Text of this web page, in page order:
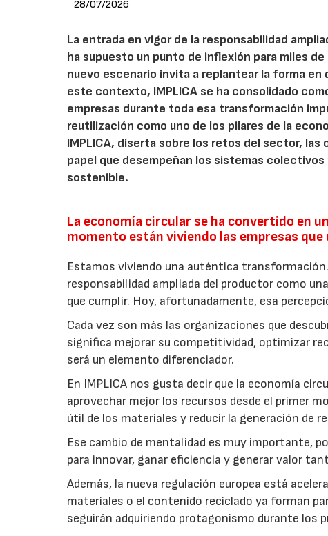
28/07/2026
La entrada en vigor de la responsabilidad
ha supuesto un punto de inflexión para miles
nuevo escenario invita a replantear la forma
este contexto, IMPLICA se ha consolidado
empresas durante toda esa transformación
reutilización como uno de los pilares de la
IMPLICA, diserta sobre los retos del sector,
papel que desempeñan los sistemas
sostenible.
La economía circular se ha convertido en
momento están viviendo las empresas
Estamos viviendo una auténtica
responsabilidad ampliada del productor como
que cumplir. Hoy, afortunadamente, esa
Cada vez son más las organizaciones que
significa mejorar su competitividad, optimizar
será un elemento diferenciador.
En IMPLICA nos gusta decir que la economía
aprovechar mejor los recursos desde el primer
útil de los materiales y reducir la generación de
Ese cambio de mentalidad es muy importante,
para innovar, ganar eficiencia y generar valor
Además, la nueva regulación europea está
materiales o el contenido reciclado ya forman
seguirán adquiriendo protagonismo durante los